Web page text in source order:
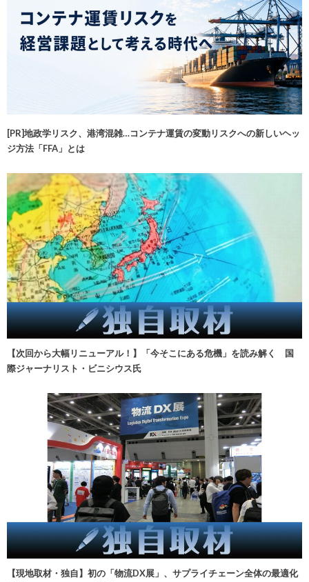
[PR]地政学リスク、港湾混雑…コンテナ運賃の変動リスクへの新しいヘッ
ジ方法「FFA」とは
【次回から大幅リニューアル！】「今そこにある危機」を読み解く 国
際ジャーナリスト・ビニシウス氏
【現地取材・独自】初の「物流DX展」、サプライチェーン全体の最適化